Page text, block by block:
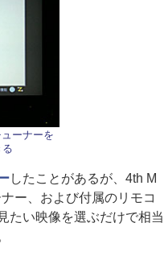
ーナーを
したことがあるが、4th M
ー、および付属のリモコ
たい映像を選ぶだけで相当